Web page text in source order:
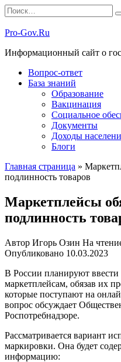
Перейти
к
содержанию
Search
for:
Pro-Gov.Ru
Информационный сайт о
Вопрос-ответ
База знаний
Образование
Вакцинация
Социальное
Документы
Доходы
Блоги
Главная страница »
подлинность товаров
Маркетплейсы
подлинность
Автор Игорь Озин На
Опубликовано 10.03.2023
В России планируют ввести
маркетплейсам, обязав их
которые поступают на
вопрос обсуждает
Роспотребнадзоре.
Рассматривается вариант
маркировки. Она будет
информацию: